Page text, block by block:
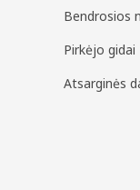
Bendrosios
Pirkėjo gidai
Atsarginės